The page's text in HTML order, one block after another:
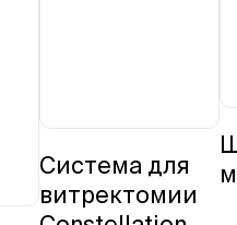
Система для
витректомии